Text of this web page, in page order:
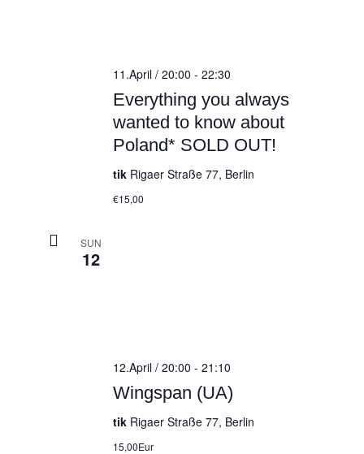
Everything you always
wanted to know about
Poland* SOLD OUT!
11.April / 20:00 - 22:30
tik Rigaer Straße 77, Berlin
€15,00
SUN
12
Wingspan (UA)
12.April / 20:00 - 21:10
tik Rigaer Straße 77, Berlin
15,00Eur